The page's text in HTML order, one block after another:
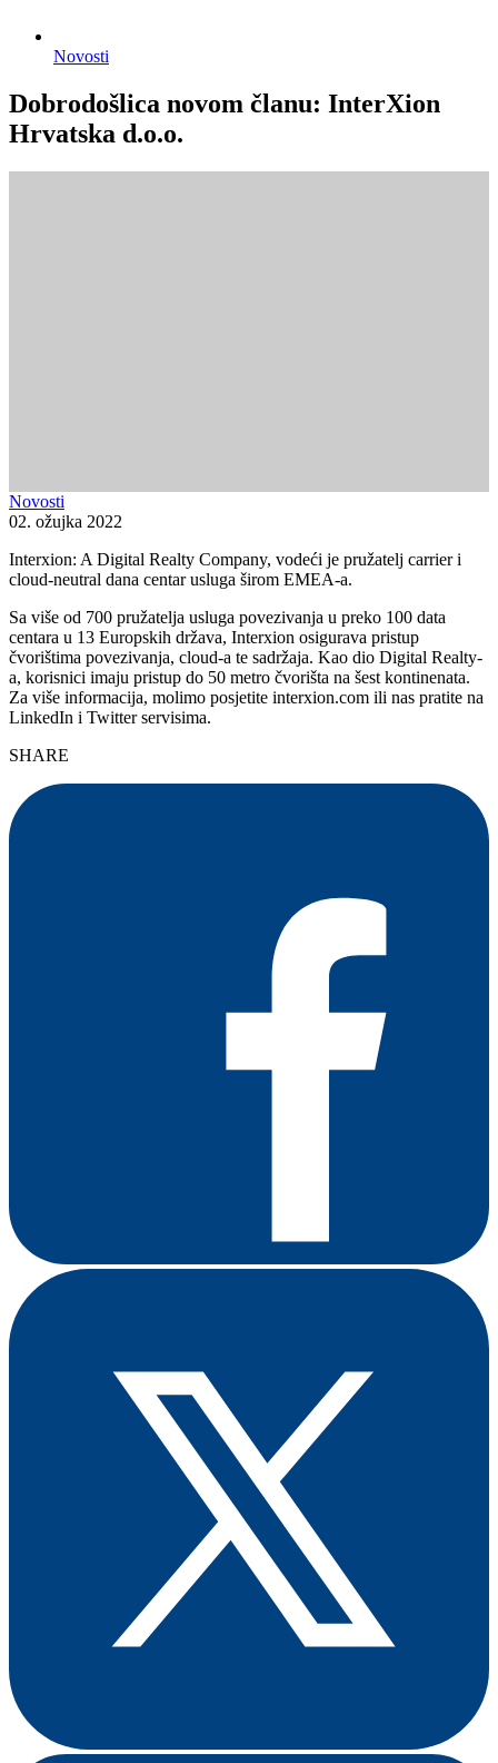
Novosti
Dobrodošlica novom članu: InterXion
Hrvatska d.o.o.
Novosti
02. ožujka 2022
Interxion: A Digital Realty Company, vodeći je pružatelj carrier i
cloud-neutral dana centar usluga širom EMEA-a.
Sa više od 700 pružatelja usluga povezivanja u preko 100 data
centara u 13 Europskih država, Interxion osigurava pristup
čvorištima povezivanja, cloud-a te sadržaja. Kao dio Digital Realty-
a, korisnici imaju pristup do 50 metro čvorišta na šest kontinenata.
Za više informacija, molimo posjetite interxion.com ili nas pratite na
LinkedIn i Twitter servisima.
SHARE